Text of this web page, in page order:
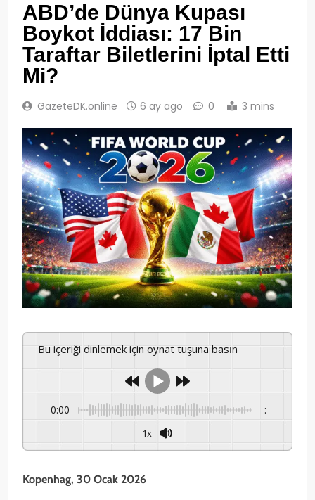
ABD’de Dünya Kupası
Boykot İddiası: 17 Bin
Taraftar Biletlerini İptal Etti
Mi?
GazeteDK.online 6 ay ago 0 3 mins
Bu içeriği dinlemek için oynat tuşuna basın
0:00 -:--
1x
Kopenhag, 30 Ocak 2026